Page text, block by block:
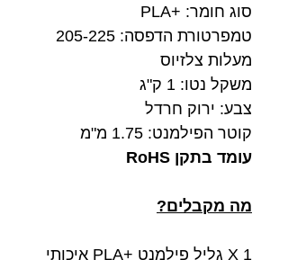
סוג חומר: +PLA
טמפרטורת הדפסה: 205-225
מעלות צלזיוס
משקל נטו: 1 ק"ג
צבע: ירוק חרדל
קוטר הפילמנט: 1.75 מ"מ
עומד בתקן RoHS
מה מקבלים?
1 X גליל פילמנט +PLA איכותי